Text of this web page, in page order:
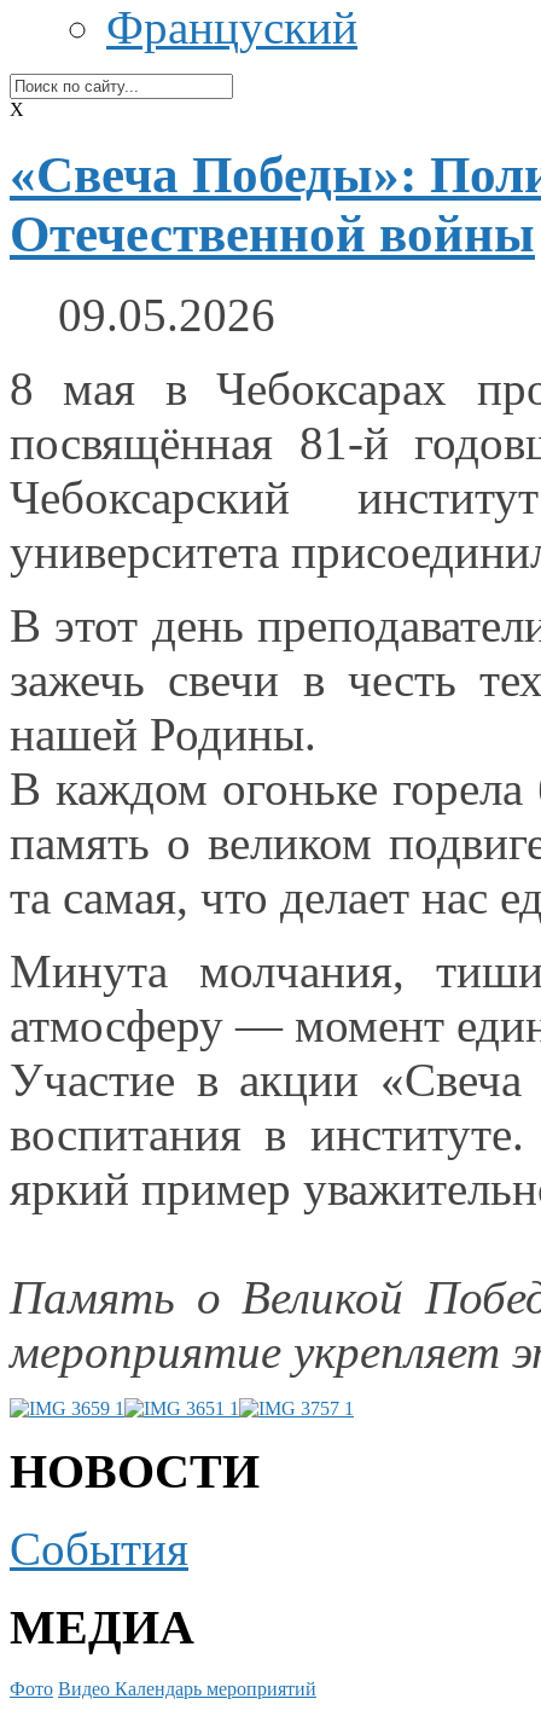
Француский
X
«Свеча Победы»:
Отечественной войны
09.05.2026
8 мая в Чебоксарах
посвящённая 81‑й
Чебоксарский
университета
В этот день
зажечь свечи в честь
нашей Родины.
В каждом огоньке горела
память о великом
та самая, что делает нас
Минута молчания,
атмосферу — момент
Участие в акции
воспитанияв институте.
яркий пример
Память о Великой
мероприятие укрепляет
НОВОСТИ
События
МЕДИА
Фото Видео Календарь мероприятий